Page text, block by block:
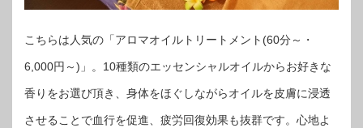
こちらは人気の「アロマオイルトリートメント(60分～・
6,000円～)」。10種類のエッセンシャルオイルからお好きな
香りをお選び頂き、身体をほぐしながらオイルを皮膚に浸透
させることで血行を促進、疲労回復効果も抜群です。心地よ